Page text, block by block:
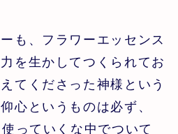
も、フラワーエッセンス
を生かしてつくられてお
てくださった神様という
心というものは必ず、
っていくな中でついて